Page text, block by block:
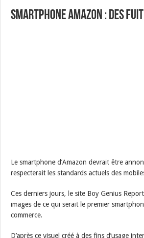
Smartphone Amazon : des
Le smartphone d’Amazon devrait être
respecterait les standards actuels des
Ces derniers jours, le site Boy Genius
images de ce qui serait le premier
commerce.
D’après ce visuel créé à des fins d’usage